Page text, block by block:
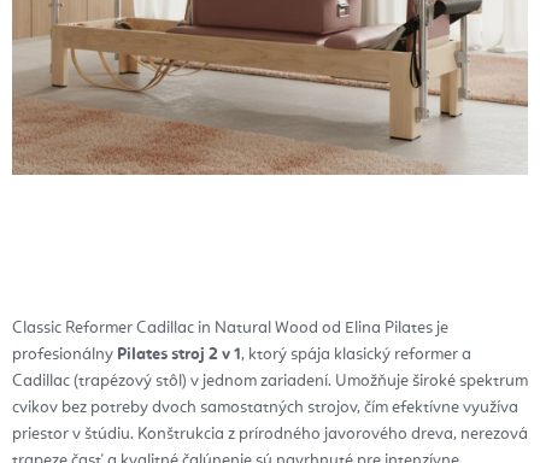
Classic Reformer Cadillac in Natural Wood od Elina Pilates je
profesionálny Pilates stroj 2 v 1, ktorý spája klasický reformer a
Cadillac (trapézový stôl) v jednom zariadení. Umožňuje široké spektrum
cvikov bez potreby dvoch samostatných strojov, čím efektívne využíva
priestor v štúdiu. Konštrukcia z prírodného javorového dreva, nerezová